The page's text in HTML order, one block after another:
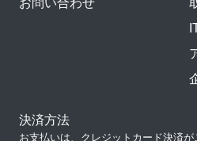
お問い合わせ
決済方法
お支払いは、クレジットカード決済